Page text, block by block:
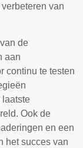
van
de
aan
continu te testen
laatste
Ook de
en een
het succes van